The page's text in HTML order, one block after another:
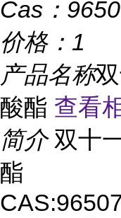
Cas：
价格： 1
产品名称
酸酯 查看
简介 双十
酯